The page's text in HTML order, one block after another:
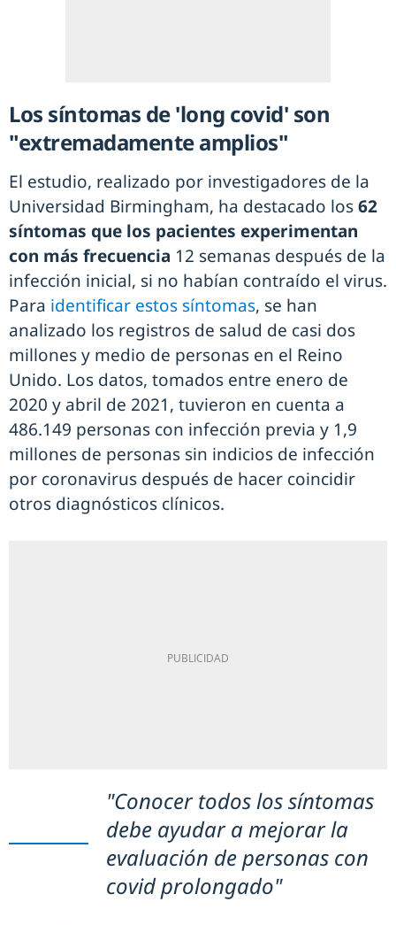
Los síntomas de 'long covid' son
"extremadamente amplios"
El estudio, realizado por investigadores de la
Universidad Birmingham, ha destacado los62
síntomas que los pacientes experimentan
con más frecuencia 12 semanas después de la
infección inicial, si no habían contraído el virus.
Para identificar estos síntomas, se han
analizado los registros de salud de casi dos
millones y medio de personas en el Reino
Unido. Los datos, tomados entre enero de
2020 y abril de 2021, tuvieron en cuenta a
486.149 personas con infección previa y 1,9
millones de personas sin indicios de infección
por coronavirus después de hacer coincidir
otros diagnósticos clínicos.
"Conocer todos los síntomas
debe ayudar a mejorar la
evaluación de personas con
covid prolongado"